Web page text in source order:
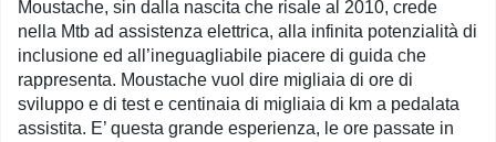
Moustache, sin dalla nascita che risale al 2010, crede
nella Mtb ad assistenza elettrica, alla infinita potenzialità di
inclusione ed all’ineguagliabile piacere di guida che
rappresenta. Moustache vuol dire migliaia di ore di
sviluppo e di test e centinaia di migliaia di km a pedalata
assistita. E’ questa grande esperienza, le ore passate in